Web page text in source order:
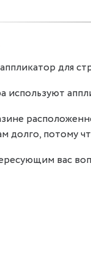
для
используют
долго, потому
вас